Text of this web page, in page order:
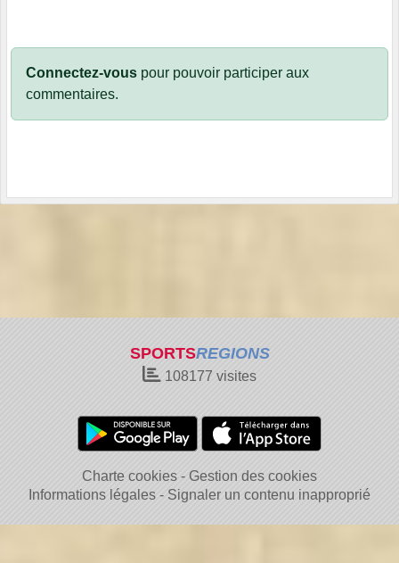
Connectez-vous pour pouvoir participer aux
commentaires.
SPORTSREGIONS
108177 visites
Charte cookies
Gestion des cookies
Informations légales
Signaler un contenu inapproprié